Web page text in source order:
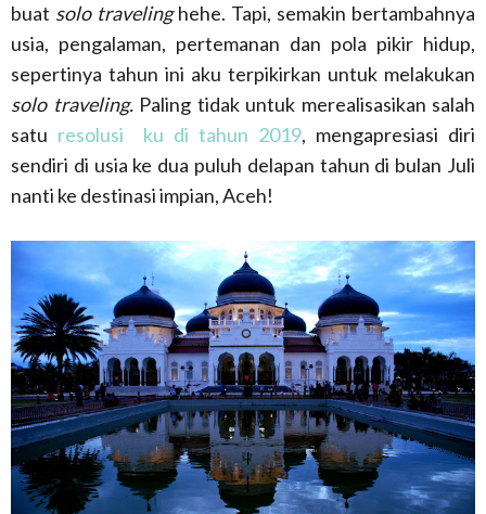
buat solo travelinghehe. Tapi, semakin bertambahnya
usia, pengalaman, pertemanan dan pola pikir hidup,
sepertinya tahun ini aku terpikirkan untuk melakukan
solo traveling.Paling tidak untuk merealisasikan salah
satu resolusi ku di tahun 2019, mengapresiasi diri
sendiri di usia ke dua puluh delapan tahun di bulan Juli
nanti ke destinasi impian, Aceh!